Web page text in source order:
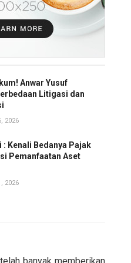
Anwar Yusuf
Litigasi dan
2026
: Kenali Bedanya Pajak
Pemanfaatan Aset
2026